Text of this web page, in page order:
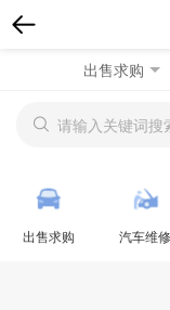
出售求购
出售求购 汽车维修